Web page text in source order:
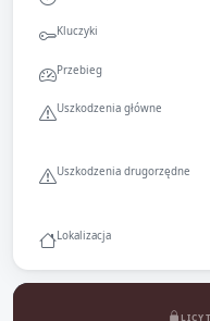
Kluczyki
Przebieg
Uszkodzenia główne
Uszkodzenia drugorzędne
Lokalizacja